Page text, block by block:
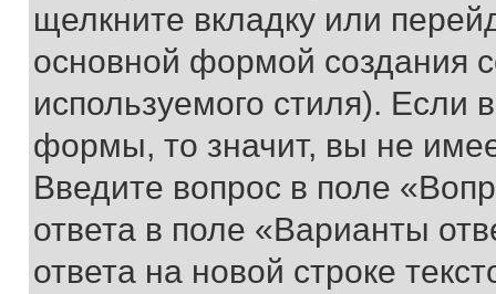
щелкните вкладку или
основной формой создания
используемого стиля). Если
формы, то значит, вы не
Введите вопрос в поле
ответа в поле «Варианты
ответа на новой строке